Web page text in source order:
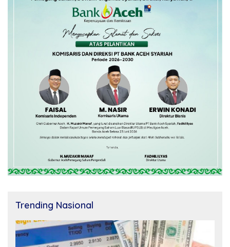
Trending Nasional